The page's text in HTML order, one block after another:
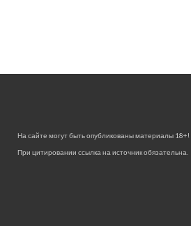
На сайте могут быть опубликованы материалы 18+!
При цитировании ссылка на источник обязательна.